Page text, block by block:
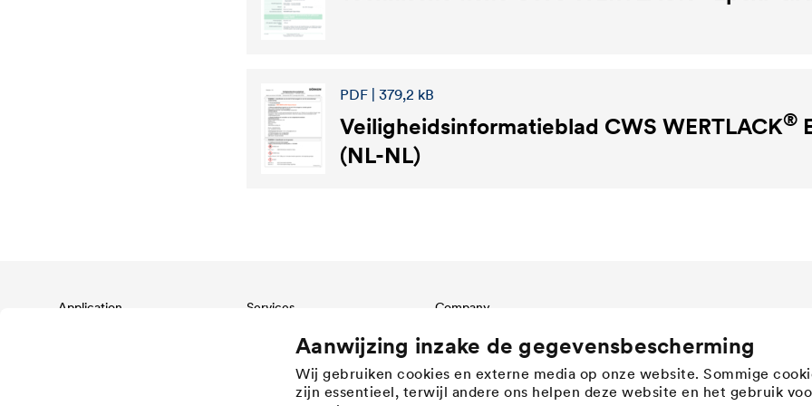
Aanwijzing inzake de gegevensbescherming
Wij gebruiken cookies en externe media op onze website. Sommige
zijn essentieel, terwijl andere ons helpen deze website en het gebruik
PDF | 379,2 kB
Veiligheidsinformatieblad CWS WERTLACK®
(NL-NL)
Application Services
Verkooppunten Nederland
Company
Structure
Werte
History